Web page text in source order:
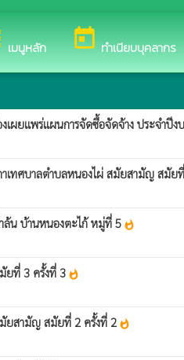
เมนูหลัก today ทำเนียบบุคลากร
งเผยแพร่แผนการจัดซื้อจัดจ้าง ประจำ
าเทศบาลตำบลหนองไผ่ สมัยสามัญ สมั
ล้น บ้านหนองตะไก้ หมู่ที่ 5 whatshot
ยที่ 3 ครั้งที่ 3 whatshot
มัยสามัญ สมัยที่ 2 ครั้งที่ 2 whatshot